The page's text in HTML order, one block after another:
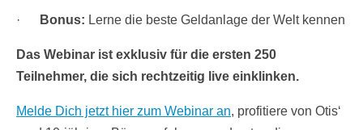
· Bonus: Lerne die beste Geldanlage der Welt kennen
Das Webinar ist exklusiv für die ersten 250
Teilnehmer, die sich rechtzeitig live einklinken.
Melde Dich jetzt hier zum Webinar an, profitiere von Otis‘